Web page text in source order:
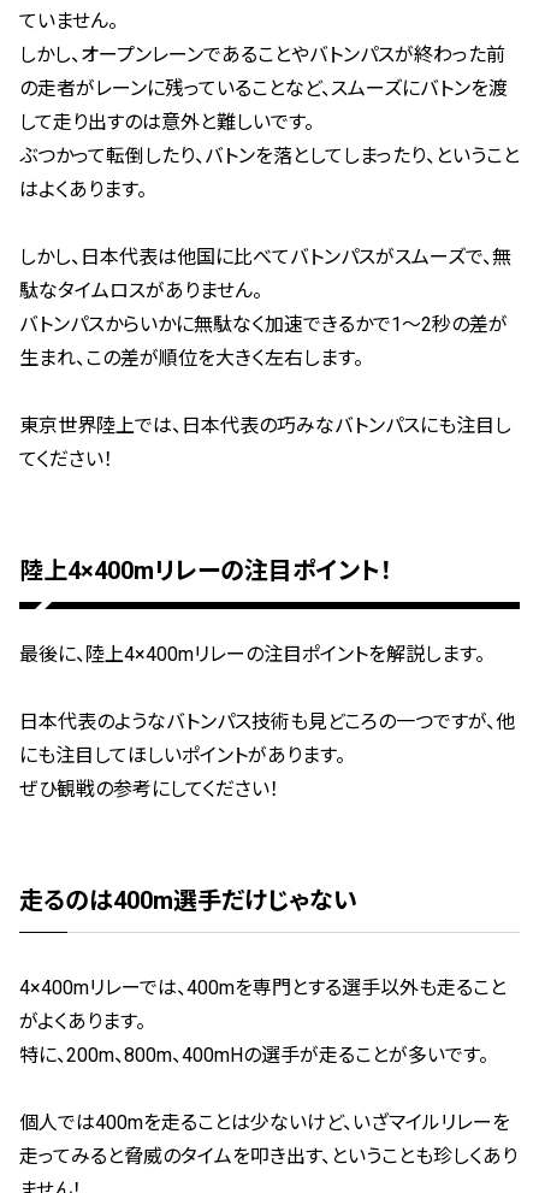
ていません。
しかし、オープンレーンであることやバトンパスが終わった前
の走者がレーンに残っていることなど、スムーズにバトンを渡
して走り出すのは意外と難しいです。
ぶつかって転倒したり、バトンを落としてしまったり、ということ
はよくあります。
しかし、日本代表は他国に比べてバトンパスがスムーズで、無
駄なタイムロスがありません。
バトンパスからいかに無駄なく加速できるかで1〜2秒の差が
生まれ、この差が順位を大きく左右します。
東京世界陸上では、日本代表の巧みなバトンパスにも注目し
てください！
陸上4×400mリレーの注目ポイント！
最後に、陸上4×400mリレーの注目ポイントを解説します。
日本代表のようなバトンパス技術も見どころの一つですが、他
にも注目してほしいポイントがあります。
ぜひ観戦の参考にしてください！
走るのは400m選手だけじゃない
4×400mリレーでは、400mを専門とする選手以外も走ること
がよくあります。
特に、200m、800m、400mHの選手が走ることが多いです。
個人では400mを走ることは少ないけど、いざマイルリレーを
走ってみると脅威のタイムを叩き出す、ということも珍しくあり